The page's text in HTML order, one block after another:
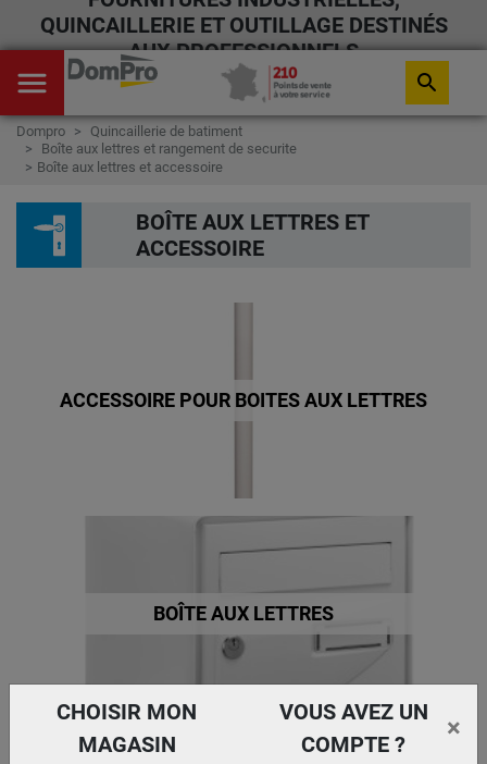
QUINCAILLERIE ET OUTILLAGE DESTINÉS
AUX PROFESSIONNELS
menu search
Dompro
Quincaillerie de batiment
Boîte aux lettres et rangement de securite
Boîte aux lettres et accessoire
BOÎTE AUX LETTRES ET
ACCESSOIRE
ACCESSOIRE POUR BOITES AUX LETTRES
BOÎTE AUX LETTRES
BOÎTE AUX LETTRES ET ACCESSOIRE
CHOISIR MON
MAGASIN
VOUS AVEZ UN
COMPTE ?
×